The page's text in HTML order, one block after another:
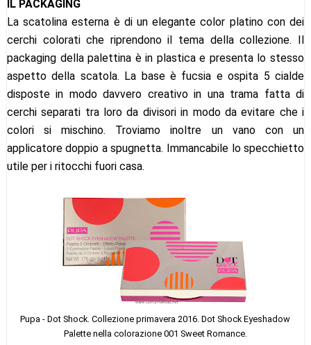
IL PACKAGING
La scatolina esterna è di un elegante color platino con dei
cerchi colorati che riprendono il tema della collezione. Il
packaging della palettina è in plastica e presenta lo stesso
aspetto della scatola. La base è fucsia e ospita 5 cialde
disposte in modo davvero creativo in una trama fatta di
cerchi separati tra loro da divisori in modo da evitare che i
colori si mischino. Troviamo inoltre un vano con un
applicatore doppio a spugnetta. Immancabile lo specchietto
utile per i ritocchi fuori casa.
Pupa - Dot Shock. Collezione primavera 2016. Dot Shock Eyeshadow
Palette nella colorazione 001 Sweet Romance.